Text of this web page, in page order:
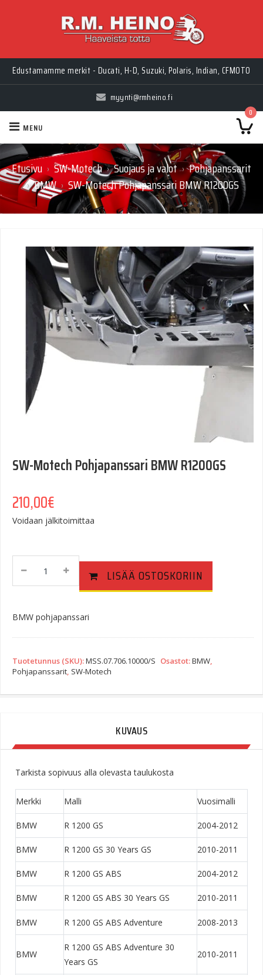
Edustamamme merkit - Ducati, H-D, Suzuki, Polaris, Indian, CFMOTO
myynti@rmheino.fi
0
MENU
Etusivu › SW-Motech › Suojaus ja valot › Pohjapanssarit
› BMW › SW-Motech Pohjapanssari BMW R1200GS
SW-Motech Pohjapanssari BMW R1200GS
210,00€
Voidaan jälkitoimittaa
R1200GS
LISÄÄ OSTOSKORIIN
BMW pohjapanssari
Tuotetunnus (SKU):MSS.07.706.10000/S Osastot:BMW,
Pohjapanssarit, SW-Motech
KUVAUS
Tarkista sopivuus alla olevasta taulukosta
Merkki Malli Vuosimalli
BMW R 1200 GS 2004-2012
BMW R 1200 GS 30 Years GS 2010-2011
BMW R 1200 GS ABS 2004-2012
BMW R 1200 GS ABS 30 Years GS 2010-2011
BMW R 1200 GS ABS Adventure 2008-2013
BMW
R 1200 GS ABS Adventure 30
Years GS
2010-2011